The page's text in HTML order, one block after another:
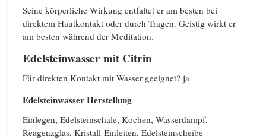
Seine körperliche Wirkung entfaltet er am besten bei
direktem Hautkontakt oder durch Tragen. Geistig wirkt er
am besten während der Meditation.
Edelsteinwasser mit Citrin
Für direkten Kontakt mit Wasser geeignet? ja
Edelsteinwasser Herstellung
Einlegen, Edelsteinschale, Kochen, Wasserdampf,
Reagenzglas, Kristall-Einleiten, Edelsteinscheibe